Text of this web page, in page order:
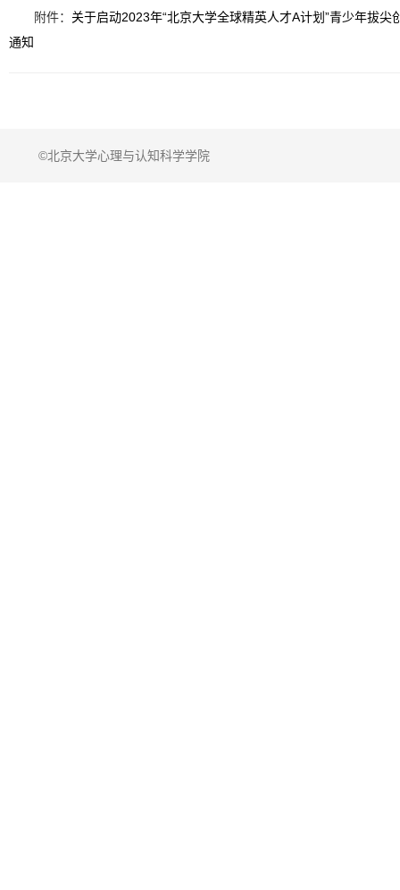
附件： 关于启动2023年“北京大学全球精英人才A计划”青少年拔尖
通知
©北京大学心理与认知科学学院